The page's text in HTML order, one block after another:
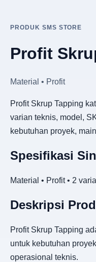
PRODUK SMS STORE
Profit
Material • Profit
Profit Skrup Tapping
varian teknis, model,
kebutuhan proyek,
Spesifikasi
Material • Profit • 2
Deskripsi
Profit Skrup Tapping
untuk kebutuhan
operasional teknis.